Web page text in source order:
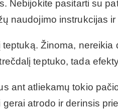
Nebijokite pasitarti su
naudojimo instrukcijas
teptuką. Žinoma,
teptuko, tada
ant atliekamų tokio
atrodo ir derinsis